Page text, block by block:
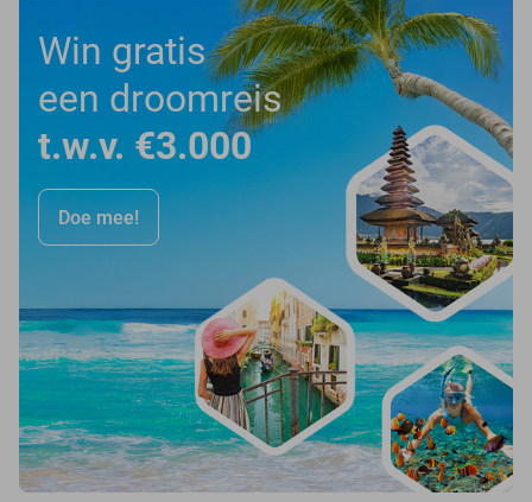
Win gratis
een droomreis
t.w.v. €3.000
Doe mee!